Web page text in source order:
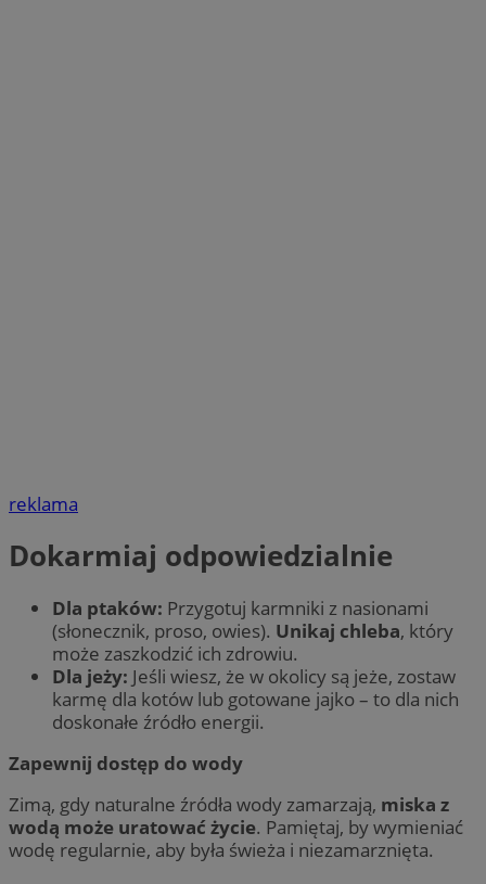
reklama
Dokarmiaj odpowiedzialnie
Dla ptaków: Przygotuj karmniki z nasionami
(słonecznik, proso, owies). Unikaj chleba, który
może zaszkodzić ich zdrowiu.
Dla jeży: Jeśli wiesz, że w okolicy są jeże, zostaw
karmę dla kotów lub gotowane jajko – to dla nich
doskonałe źródło energii.
Zapewnij dostęp do wody
Zimą, gdy naturalne źródła wody zamarzają, miska z
wodą może uratować życie. Pamiętaj, by wymieniać
wodę regularnie, aby była świeża i niezamarznięta.